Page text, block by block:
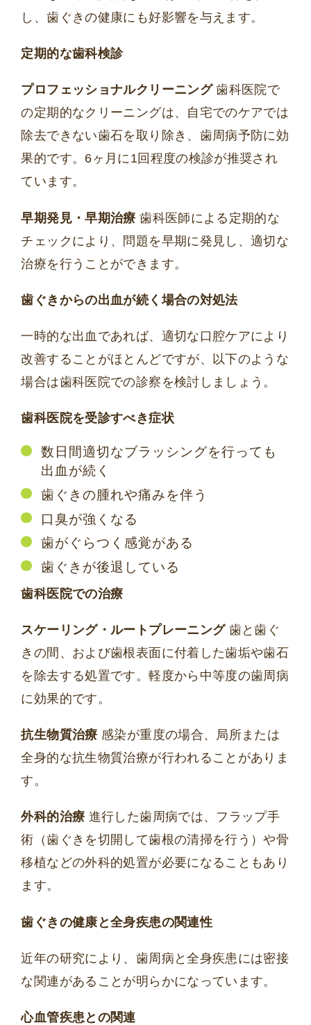
し、歯ぐきの健康にも好影響を与えます。
定期的な歯科検診
プロフェッショナルクリーニング歯科医院で
の定期的なクリーニングは、自宅でのケアでは
除去できない歯石を取り除き、歯周病予防に効
果的です。6ヶ月に1回程度の検診が推奨され
ています。
早期発見・早期治療 歯科医師による定期的な
チェックにより、問題を早期に発見し、適切な
治療を行うことができます。
歯ぐきからの出血が続く場合の対処法
一時的な出血であれば、適切な口腔ケアにより
改善することがほとんどですが、以下のような
場合は歯科医院での診察を検討しましょう。
歯科医院を受診すべき症状
数日間適切なブラッシングを行っても
出血が続く
歯ぐきの腫れや痛みを伴う
口臭が強くなる
歯がぐらつく感覚がある
歯ぐきが後退している
歯科医院での治療
スケーリング・ルートプレーニング歯と歯ぐ
きの間、および歯根表面に付着した歯垢や歯石
を除去する処置です。軽度から中等度の歯周病
に効果的です。
抗生物質治療 感染が重度の場合、局所または
全身的な抗生物質治療が行われることがありま
す。
外科的治療 進行した歯周病では、フラップ手
術（歯ぐきを切開して歯根の清掃を行う）や骨
移植などの外科的処置が必要になることもあり
ます。
歯ぐきの健康と全身疾患の関連性
近年の研究により、歯周病と全身疾患には密接
な関連があることが明らかになっています。
心血管疾患との関連